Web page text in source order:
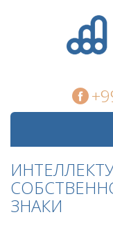
ЗНАКИ